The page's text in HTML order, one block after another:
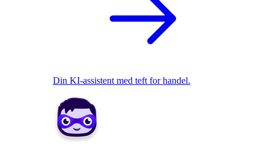
Din KI-assistent med teft for handel.